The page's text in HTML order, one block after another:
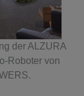
der ALZURA
Roboter von